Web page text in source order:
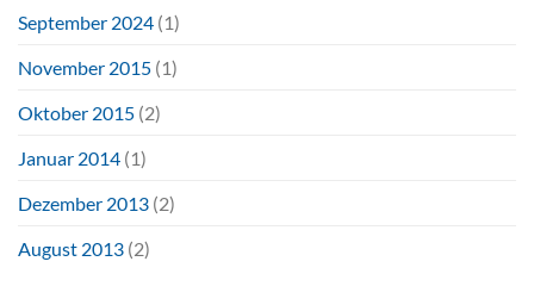
September 2024 (1)
November 2015 (1)
Oktober 2015 (2)
Januar 2014 (1)
Dezember 2013 (2)
August 2013 (2)